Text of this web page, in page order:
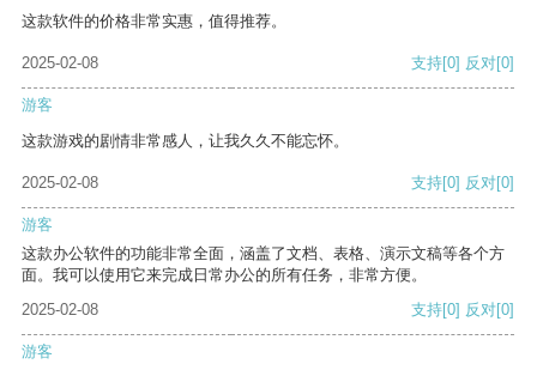
这款软件的价格非常实惠，值得推荐。
2025-02-08 支持[0] 反对[0]
游客
这款游戏的剧情非常感人，让我久久不能忘怀。
2025-02-08 支持[0] 反对[0]
游客
这款办公软件的功能非常全面，涵盖了文档、表格、演示文稿等各个方
面。我可以使用它来完成日常办公的所有任务，非常方便。
2025-02-08
支持[0] 反对[0]
游客